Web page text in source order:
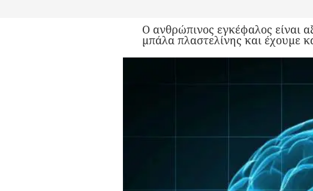
Ο ανθρώπινος εγκέφαλος είναι
μπάλα πλαστελίνης και έχουμε